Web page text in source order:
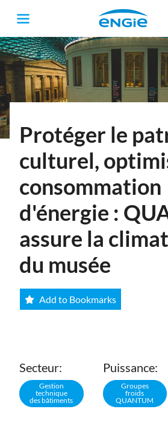
Protéger le
culturel,
consommation
d'énergie :
assure la
du musée
Add to Bookmarks
Secteur:
Gestion
technique
des bâtiments
Puissance:
Groupes
froids
QUANTUM